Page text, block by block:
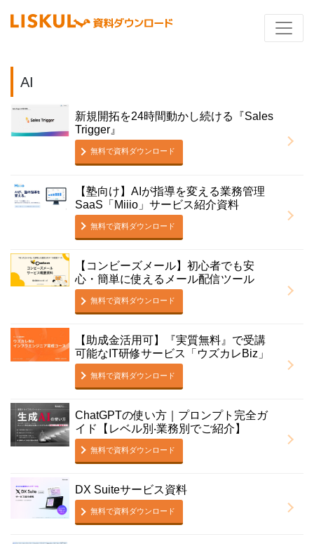
AI
新規開拓を24時間動かし続ける『Sales
Trigger』
無料で資料ダウンロード
【塾向け】AIが指導を変える業務管理
SaaS「Miiio」サービス紹介資料
無料で資料ダウンロード
【コンビーズメール】初心者でも安
心・簡単に使えるメール配信ツール
無料で資料ダウンロード
【助成金活用可】『実質無料』で受講
可能なIT研修サービス「ウズカレBiz」
無料で資料ダウンロード
ChatGPTの使い方｜プロンプト完全ガ
イド【レベル別‧業務別でご紹介】
無料で資料ダウンロード
DX Suiteサービス資料
無料で資料ダウンロード